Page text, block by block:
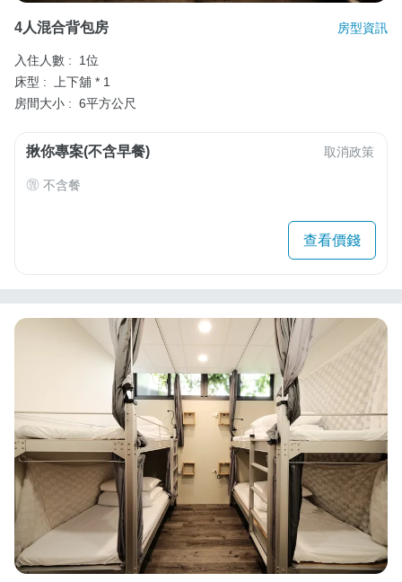
4人混合背包房 房型資訊
入住人數 :
1位
床型 :
上下舖 * 1
房間大小 : 6平方公尺
揪你專案(不含早餐) 取消政策
不含餐
查看價錢